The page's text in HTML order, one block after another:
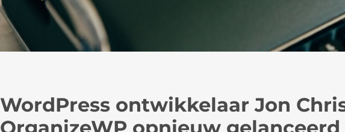
WordPress ontwikkelaar Jon